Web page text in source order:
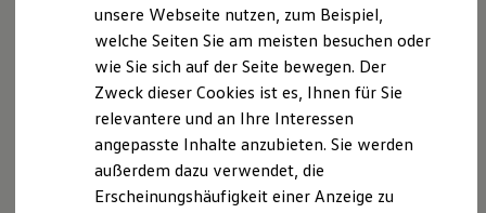
Nachhaltigkeit
Technologie
Kosten und Kauf
Kaufoptionen
E-Auto-Förderung
Software und Konnektivität
Die ID. Software 6
ID. Software Versionen und Updates
Digitale Extras
Inhaltlich Verantwortlicher: Alexander Kropf
Glinicke Dienstleistungs GmbH
Königstor 61
34119 Kassel
Datenschutzbeauftragter: Christian Paulus
DS Consult + Compliance GmbH
Ettmannsdorfer Str. 109
unsere Webseite nutzen, zum Beispiel,
welche Seiten Sie am meisten besuchen oder
wie Sie sich auf der Seite bewegen. Der
Zweck dieser Cookies ist es, Ihnen für Sie
relevantere und an Ihre Interessen
angepasste Inhalte anzubieten. Sie werden
außerdem dazu verwendet, die
Erscheinungshäufigkeit einer Anzeige zu